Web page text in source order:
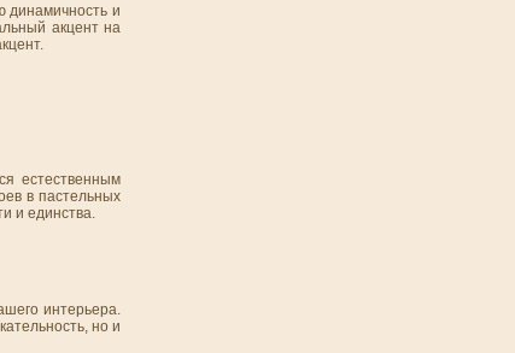
динамичность и
акцент на
естественным
в пастельных
и единства.
интерьера.
но и